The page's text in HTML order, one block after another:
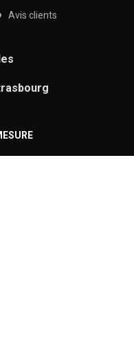
Avis clients